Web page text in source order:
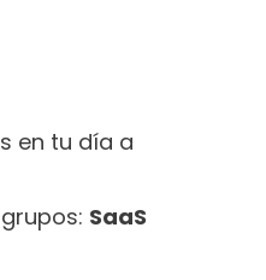
en tu día a
SaaS